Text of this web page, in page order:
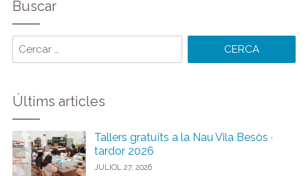
Buscar
Últims articles
Tallers gratuïts a la Nau Vila Besòs ·
tardor 2026
JULIOL 27, 2026